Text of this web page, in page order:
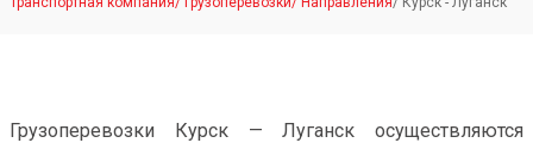
Грузоперевозки Курск — Луганск осуществляются